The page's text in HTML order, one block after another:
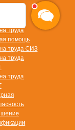
НА
труда
помощь
труда СИЗ
труда
труда